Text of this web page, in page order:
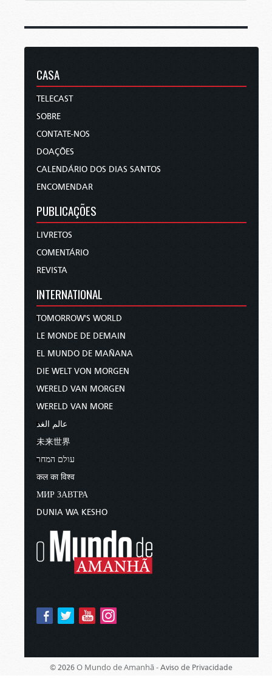
CASA
TELECAST
SOBRE
CONTATE-NOS
DOAÇÕES
CALENDÁRIO DOS DIAS SANTOS
ENCOMENDAR
PUBLICAÇÕES
LIVRETOS
COMENTÁRIO
REVISTA
INTERNATIONAL
TOMORROW'S WORLD
LE MONDE DE DEMAIN
EL MUNDO DE MAÑANA
DIE WELT VON MORGEN
WERELD VAN MORGEN
WERELD VAN MORE
عالم الغد
未来世界
עולם המחר
कल का विश्व
МИР ЗАВТРА
DUNIA WA KESHO
© 2026 O Mundo de Amanhã -Aviso de Privacidade